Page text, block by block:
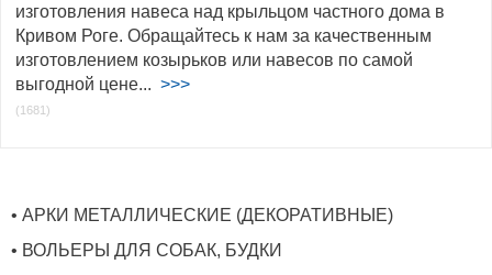
изготовления навеса над крыльцом частного дома в
Кривом Роге. Обращайтесь к нам за качественным
изготовлением козырьков или навесов по самой
выгодной цене... >>>
(1681)
• АРКИ МЕТАЛЛИЧЕСКИЕ (ДЕКОРАТИВНЫЕ)
• ВОЛЬЕРЫ ДЛЯ СОБАК, БУДКИ